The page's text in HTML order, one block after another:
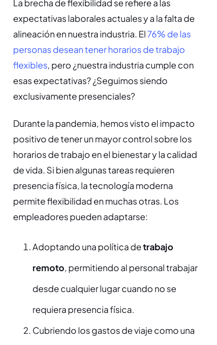
La brecha de flexibilidad se refiere a las
expectativas laborales actuales y a la falta de
alineación en nuestra industria. El76% de las
personas desean tener horarios de trabajo
flexibles, pero ¿nuestra industria cumple con
esas expectativas? ¿Seguimos siendo
exclusivamente presenciales?
Durante la pandemia, hemos visto el impacto
positivo de tener un mayor control sobre los
horarios de trabajo en el bienestar y la calidad
de vida. Si bien algunas tareas requieren
presencia física, la tecnología moderna
permite flexibilidad en muchas otras. Los
empleadores pueden adaptarse:
Adoptando una política detrabajo
remoto, permitiendo al personal trabajar
desde cualquier lugar cuando no se
requiera presencia física.
Cubriendo los gastos de viaje como una